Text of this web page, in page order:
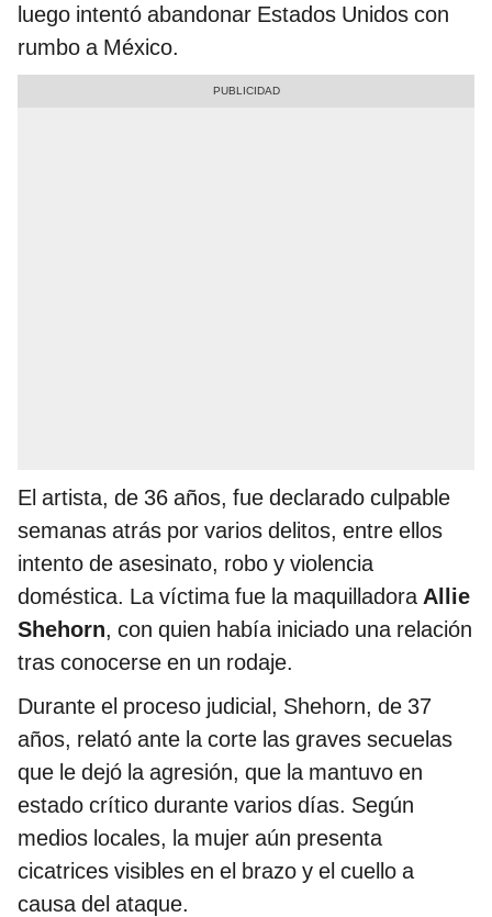
luego intentó abandonar Estados Unidos con
rumbo a México.
El artista, de 36 años, fue declarado culpable
semanas atrás por varios delitos, entre ellos
intento de asesinato, robo y violencia
doméstica. La víctima fue la maquilladoraAllie
Shehorn, con quien había iniciado una relación
tras conocerse en un rodaje.
Durante el proceso judicial, Shehorn, de 37
años, relató ante la corte las graves secuelas
que le dejó la agresión, que la mantuvo en
estado crítico durante varios días. Según
medios locales, la mujer aún presenta
cicatrices visibles en el brazo y el cuello a
causa del ataque.